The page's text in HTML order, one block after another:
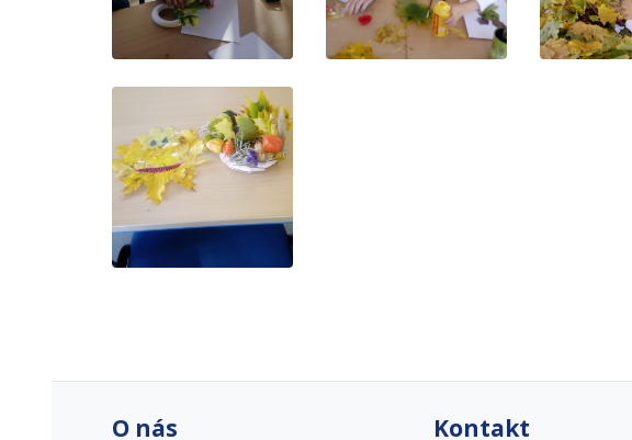
O nás Kontakt